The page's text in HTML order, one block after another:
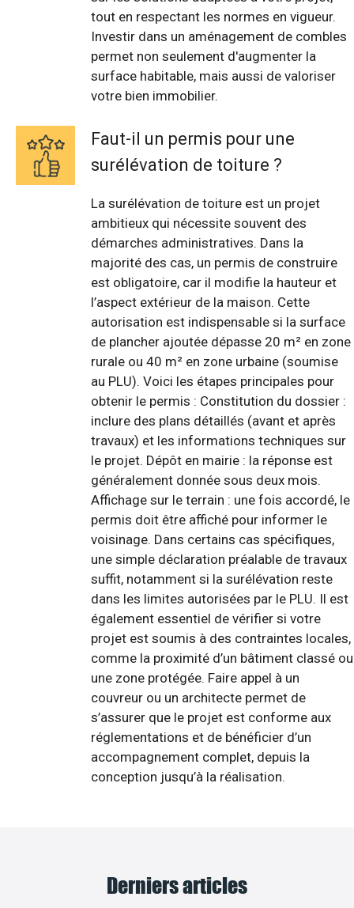
tout en respectant les normes en vigueur.
Investir dans un aménagement de combles
permet non seulement d'augmenter la
surface habitable, mais aussi de valoriser
votre bien immobilier.
Faut-il un permis pour une
surélévation de toiture ?
La surélévation de toiture est un projet
ambitieux qui nécessite souvent des
démarches administratives. Dans la
majorité des cas, un permis de construire
est obligatoire, car il modifie la hauteur et
l’aspect extérieur de la maison. Cette
autorisation est indispensable si la surface
de plancher ajoutée dépasse 20 m² en zone
rurale ou 40 m² en zone urbaine (soumise
au PLU). Voici les étapes principales pour
obtenir le permis : Constitution du dossier :
inclure des plans détaillés (avant et après
travaux) et les informations techniques sur
le projet. Dépôt en mairie : la réponse est
généralement donnée sous deux mois.
Affichage sur le terrain : une fois accordé, le
permis doit être affiché pour informer le
voisinage. Dans certains cas spécifiques,
une simple déclaration préalable de travaux
suffit, notamment si la surélévation reste
dans les limites autorisées par le PLU. Il est
également essentiel de vérifier si votre
projet est soumis à des contraintes locales,
comme la proximité d’un bâtiment classé ou
une zone protégée. Faire appel à un
couvreur ou un architecte permet de
s’assurer que le projet est conforme aux
réglementations et de bénéficier d’un
accompagnement complet, depuis la
conception jusqu’à la réalisation.
Derniers articles